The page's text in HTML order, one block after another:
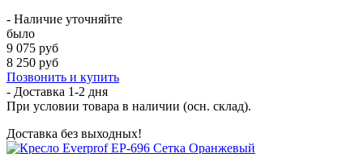
- Наличие уточняйте
было
9 075 руб
8 250 руб
Позвонить и купить
- Доставка 1-2 дня
При условии товара в наличии (осн. склад).
Доставка без выходных!